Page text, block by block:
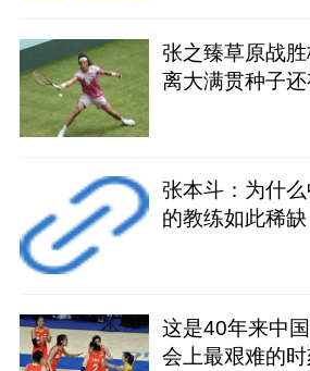
张之臻草原战
离大满贯种子
张本斗：为什
的教练如此稀缺
这是40年来中
会上最艰难的时